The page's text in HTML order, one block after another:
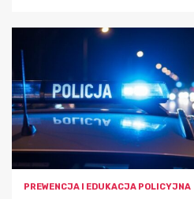
PREWENCJA I EDUKACJA POLICYJNA